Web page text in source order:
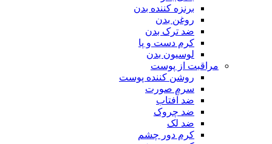
برنزه کننده بدن
روغن بدن
ضد ترک بدن
کرم دست و پا
لوسیون بدن
مراقبت از پوست
روشن کننده پوست
سرم صورت
ضد آفتاب
ضد چروک
ضد لک
کرم دور چشم